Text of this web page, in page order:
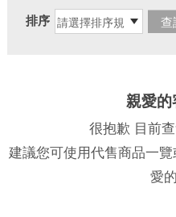
排序
親愛
很抱歉 目前
建議您可使用代售商品一
愛